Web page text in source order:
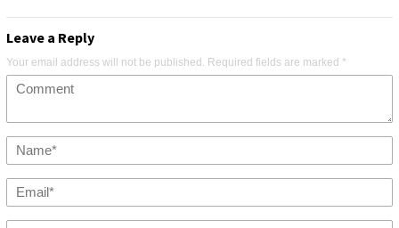
Leave a Reply
Your email address will not be published. Required fields are marked *